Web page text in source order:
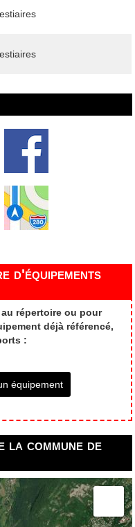
répertoire ou pour
déjà référencé,
:
équipement
la commune de